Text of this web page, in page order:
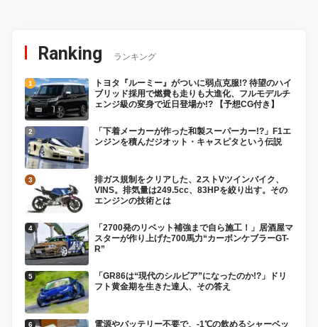
Ranking ランキング
トヨタ『ルーミー』がついに弱点克服!? 待望のハイ
ブリッド採用で燃費も走りも大進化、フルモデルチ
ェンジ級の変身で近日登場か!? 【予想CG付き】
「下着メーカーが作った和製スーパーカー!?」F1エ
ンジンを積んだジオット・キャスピタという伝説
排ガス規制をクリアした、2ストVツインバイク、
VINS。排気量は249.5cc、83HPを絞り出す。その
エンジンの技術とは
「2700発のリベット補強まで自ら施工！」居酒屋マ
スターが作り上げた700馬力“カーボンケブラーGT-
R”
「GR86は“現代のシルビア”になったのか!?」ドリ
フト黄金期を生きた達人、その答え
電源やバッテリー不要で、-1℃の飲めるシャーベッ